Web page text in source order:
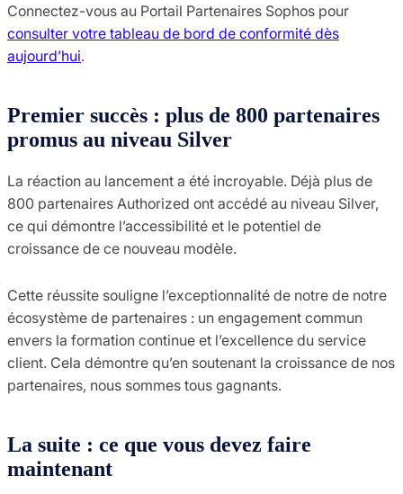
Connectez-vous au Portail Partenaires Sophos pour
consulter votre tableau de bord de conformité dès
aujourd’hui.
Premier succès : plus de 800 partenaires
promus au niveau Silver
La réaction au lancement a été incroyable. Déjà plus de
800 partenaires Authorized ont accédé au niveau Silver,
ce qui démontre l’accessibilité et le potentiel de
croissance de ce nouveau modèle.
Cette réussite souligne l’exceptionnalité de notre de notre
écosystème de partenaires : un engagement commun
envers la formation continue et l’excellence du service
client. Cela démontre qu’en soutenant la croissance de nos
partenaires, nous sommes tous gagnants.
La suite : ce que vous devez faire
maintenant